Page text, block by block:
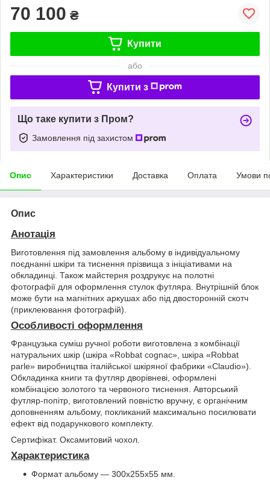
70 100 ₴
Купити
або
Купити з
Що таке купити з Пром?
Замовлення під захистом
Опис Характеристики Доставка Оплата Умови
Опис
Анотація
Виготовлення під замовлення альбому в індивідуальному
поєднанні шкіри та тиснення прізвища з ініціативами на
обкладинці. Також майстерня роздрукує на полотні
фотографії для оформлення стулок футляра. Внутрішній блок
може бути на магнітних аркушах або під двосторонній скотч
(приклеювання фотографій).
Особливості оформлення
Французька суміш ручної роботи виготовлена з комбінації
натуральних шкір (шкіра «Robbat cognac», шкіра «Robbat
parle» виробництва італійської шкіряної фабрики «Claudio»).
Обкладинка книги та футляр дворівневі, оформлені
комбінацією золотого та червоного тиснення. Авторський
футляр-попітр, виготовлений повністю вручну, є органічним
доповненням альбому, покликаний максимально посилювати
ефект від подарункового комплекту.
Сертифікат. Оксамитовий чохол.
Характеристика
Формат альбому — 300х255х55 мм.